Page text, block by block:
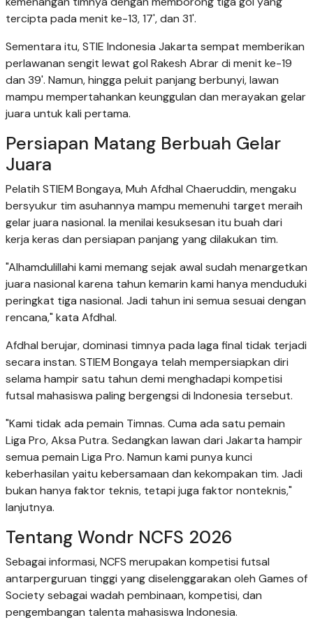
tercipta pada menit ke-13, 17', dan 31'.
Sementara itu, STIE Indonesia Jakarta sempat memberikan
perlawanan sengit lewat gol Rakesh Abrar di menit ke-19
dan 39'. Namun, hingga peluit panjang berbunyi, lawan
mampu mempertahankan keunggulan dan merayakan gelar
juara untuk kali pertama.
Persiapan Matang Berbuah Gelar
Juara
Pelatih STIEM Bongaya, Muh Afdhal Chaeruddin, mengaku
bersyukur tim asuhannya mampu memenuhi target meraih
gelar juara nasional. Ia menilai kesuksesan itu buah dari
kerja keras dan persiapan panjang yang dilakukan tim.
"Alhamdulillahi kami memang sejak awal sudah menargetkan
juara nasional karena tahun kemarin kami hanya menduduki
peringkat tiga nasional. Jadi tahun ini semua sesuai dengan
rencana," kata Afdhal.
Afdhal berujar, dominasi timnya pada laga final tidak terjadi
secara instan. STIEM Bongaya telah mempersiapkan diri
selama hampir satu tahun demi menghadapi kompetisi
futsal mahasiswa paling bergengsi di Indonesia tersebut.
"Kami tidak ada pemain Timnas. Cuma ada satu pemain
Liga Pro, Aksa Putra. Sedangkan lawan dari Jakarta hampir
semua pemain Liga Pro. Namun kami punya kunci
keberhasilan yaitu kebersamaan dan kekompakan tim. Jadi
bukan hanya faktor teknis, tetapi juga faktor nonteknis,"
lanjutnya.
Tentang Wondr NCFS 2026
Sebagai informasi, NCFS merupakan kompetisi futsal
antarperguruan tinggi yang diselenggarakan oleh Games of
Society sebagai wadah pembinaan, kompetisi, dan
pengembangan talenta mahasiswa Indonesia.